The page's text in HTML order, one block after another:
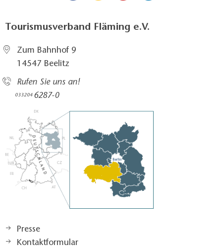
Tourismusverband Fläming e.V.
Zum Bahnhof 9
14547 Beelitz
Rufen Sie uns an!
033204 6287-0
Presse
Kontaktformular